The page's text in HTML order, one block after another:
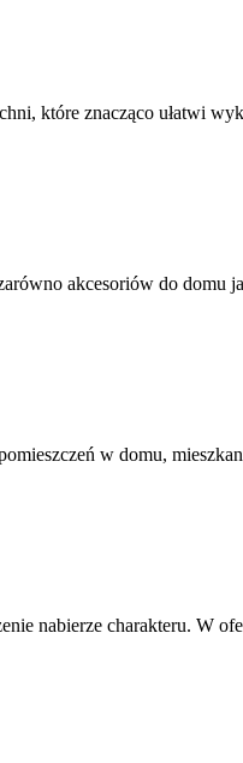
które znacząco ułatwi
akcesoriów do
w domu,
nabierze charakteru. W